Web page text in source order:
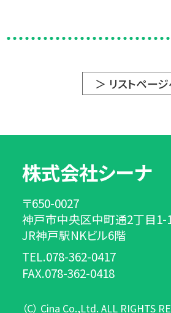
＞ リストペー
株式会社シーナ
〒650-0027
神戸市中央区中町通2丁目1-
JR神戸駅NKビル6階
TEL.078-362-0417
FAX.078-362-0418
（C） Cina Co.,Ltd. ALL RIGHTS